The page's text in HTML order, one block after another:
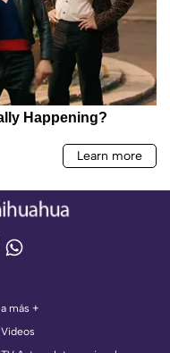
a más +
Videos